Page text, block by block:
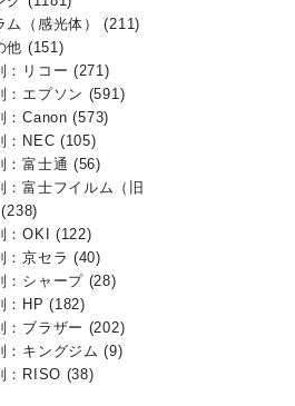
ム（感光体） (211)
他 (151)
：リコー (271)
：エプソン (591)
：Canon (573)
：NEC (105)
：富士通 (56)
：富士フイルム（旧
：OKI (122)
：京セラ (40)
：シャープ (28)
：HP (182)
：ブラザー (202)
：キングジム (9)
：RISO (38)